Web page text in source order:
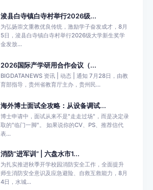
浚县白寺镇白寺村举行2026级...
为弘扬崇文重教优良传统，激励学子奋发成才，8月
5日，浚县白寺镇白寺村举行2026级大学新生奖学
金发放...
2026国际产学研用合作会议（...
BIGDATANEWS 资讯 | 动态 | 通知 7月28日，由教
育部指导，贵州省教育厅主办，贵州民...
海外博士面试全攻略：从设备调试...
博士申请中，面试从来不是"走走过场"，而是决定录
取的"临门一脚"。 如果说你的CV、PS、推荐信代
表...
消防“进军训” | 六盘水市1...
为扎实推进秋季开学校园消防安全工作，全面提升
师生消防安全意识及应急避险、自救互救能力，8月
4日，水城...